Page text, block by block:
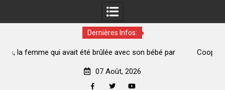
Dernières Infos:
brûlée avec son bébé par
Coopération: Le ministre Indien
07 Août, 2026